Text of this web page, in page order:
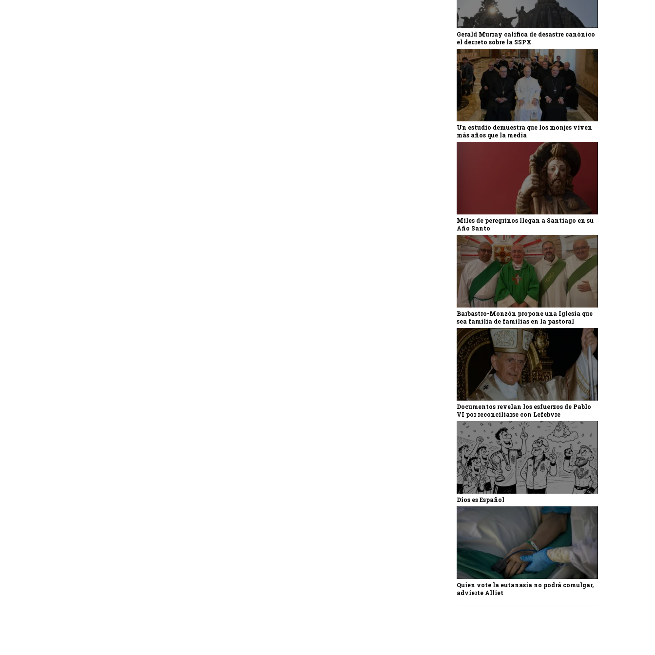
Gerald Murray califica de desastre canónico
el decreto sobre la SSPX
Un estudio demuestra que los monjes viven
más años que la media
Miles de peregrinos llegan a Santiago en su
Año Santo
Barbastro-Monzón propone una Iglesia que
sea familia de familias en la pastoral
Documentos revelan los esfuerzos de Pablo
VI por reconciliarse con Lefebvre
Dios es Español
Quien vote la eutanasia no podrá comulgar,
advierte Alliet